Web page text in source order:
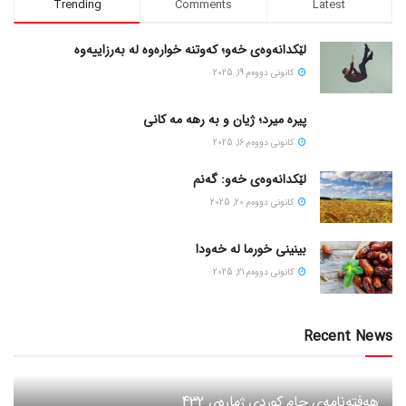
Trending Comments Latest
لێکدانەوەی خەو؛ کەوتنە خوارەوە لە بەرزاییەوە
كانونی دووه‌م 19, 2025
پیره میرد؛ ژیان و به رهه مه کانی
كانونی دووه‌م 16, 2025
لێکدانەوەی خەو: گەنم
كانونی دووه‌م 20, 2025
بینینی خورما لە خەودا
كانونی دووه‌م 21, 2025
Recent News